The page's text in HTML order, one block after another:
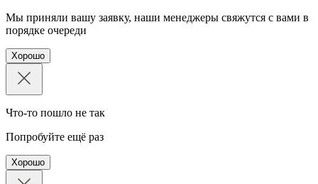
Мы приняли вашу заявку, наши менеджеры свяжутся с вами в
порядке очереди
Хорошо
Что-то пошло не так
Попробуйте ещё раз
Хорошо